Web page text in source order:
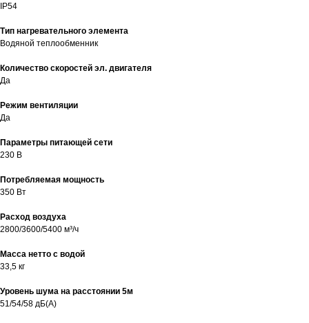
IP54
Тип нагревательного элемента
Водяной теплообменник
Количество скоростей эл. двигателя
Да
Режим вентиляции
Да
Параметры питающей сети
230 В
Потребляемая мощность
350 Вт
Расход воздуха
2800/3600/5400 м³/ч
Масса нетто с водой
33,5 кг
Уровень шума на расстоянии 5м
51/54/58 дБ(А)